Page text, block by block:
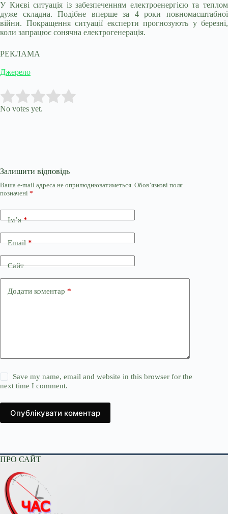
У Києві ситуація із забезпеченням електроенергією та теплом
дуже складна. Подібне вперше за 4 роки повномасштабної
війни. Покращення ситуації експерти прогнозують у березні,
коли запрацює сонячна електрогенерація.
РЕКЛАМА
Джерело
Rate this item:
No votes yet.
Залишити відповідь
Ваша e-mail адреса не оприлюднюватиметься. Обов’язкові поля
позначені *
Ім’я*
Email*
Сайт
Додати коментар *
Save my name, email and website in this browser for the
next time I comment.
Опублікувати коментар
ПРО САЙТ